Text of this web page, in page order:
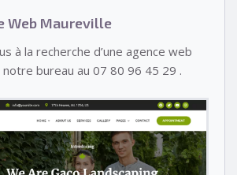
Web Maureville
à la recherche d’une agence web
bureau au 07 80 96 45 29 .